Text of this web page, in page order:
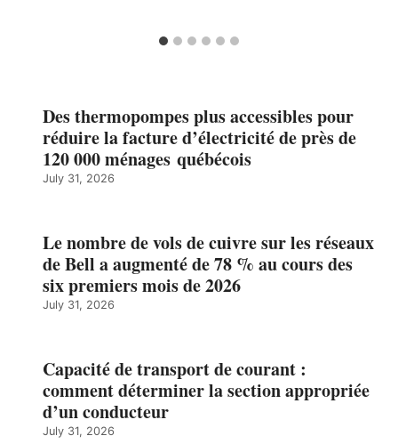
Des thermopompes plus accessibles pour
réduire la facture d’électricité de près de
120 000 ménages québécois
July 31, 2026
Le nombre de vols de cuivre sur les réseaux
de Bell a augmenté de 78 % au cours des
six premiers mois de 2026
July 31, 2026
Capacité de transport de courant :
comment déterminer la section appropriée
d’un conducteur
July 31, 2026